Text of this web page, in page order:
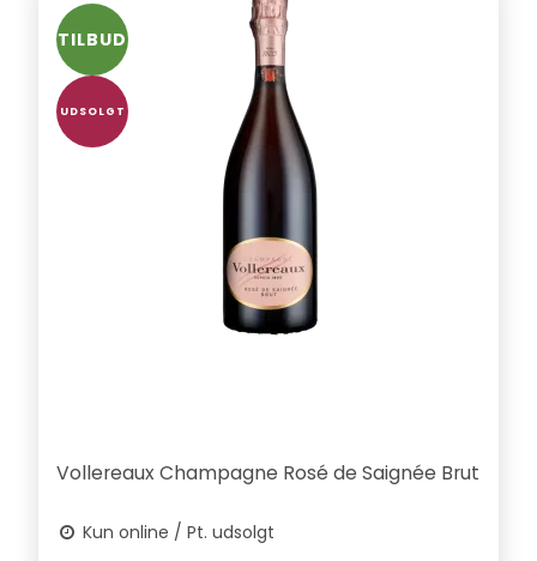
TILBUD
UDSOLGT
Vollereaux Champagne Rosé de Saignée Brut
Kun online / Pt. udsolgt